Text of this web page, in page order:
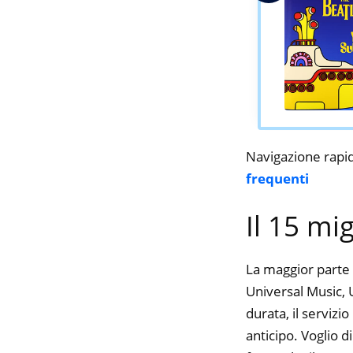
Navigazione
frequenti
Il 15
La maggior
Universal Music,
durata, il
anticipo. Voglio